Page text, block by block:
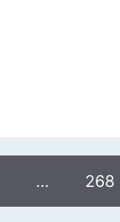
… 268